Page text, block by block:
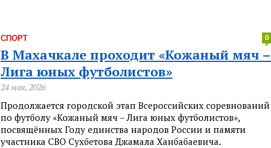
СПОРТ 0
В Махачкале проходит «Кожаный мяч –
Лига юных футболистов»
24 мая, 2026
Продолжается городской этап Всероссийских соревнований
по футболу «Кожаный мяч – Лига юных футболистов»,
посвящённых Году единства народов России и памяти
участника СВО Сухбетова Джамала Ханбабаевича.